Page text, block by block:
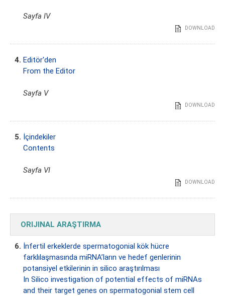
Sayfa IV
DOWNLOAD
4. Editör'den
From the Editor
Sayfa V
DOWNLOAD
5. İçindekiler
Contents
Sayfa VI
DOWNLOAD
ORIJINAL ARAŞTIRMA
6. İnfertil erkeklerde spermatogonial kök hücre
farklılaşmasında miRNA’ların ve hedef genlerinin
potansiyel etkilerinin in silico araştırılması
In Silico investigation of potential effects of miRNAs
and their target genes on spermatogonial stem cell